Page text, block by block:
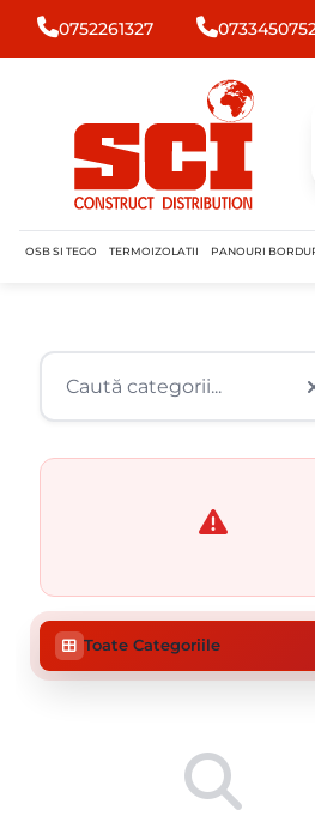
0752261327
OSB SI TEGO TERMOIZOLATII PANOURI
Toate Categoriile